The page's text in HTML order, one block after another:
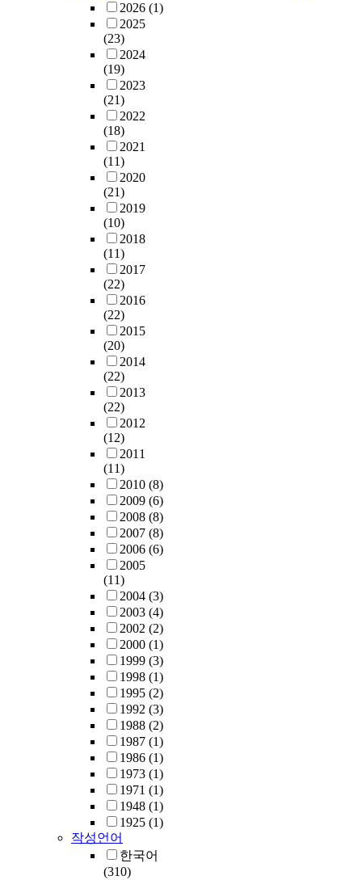
2026 (1)
2025
(23)
2024
(19)
2023
(21)
2022
(18)
2021
(11)
2020
(21)
2019
(10)
2018
(11)
2017
(22)
2016
(22)
2015
(20)
2014
(22)
2013
(22)
2012
(12)
2011
(11)
2010 (8)
2009 (6)
2008 (8)
2007 (8)
2006 (6)
2005
(11)
2004 (3)
2003 (4)
2002 (2)
2000 (1)
1999 (3)
1998 (1)
1995 (2)
1992 (3)
1988 (2)
1987 (1)
1986 (1)
1973 (1)
1971 (1)
1948 (1)
1925 (1)
작성언어
한국어
(310)